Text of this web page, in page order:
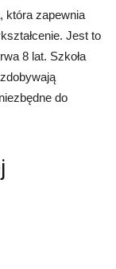
która zapewnia
Jest to
8 lat. Szkoła
do